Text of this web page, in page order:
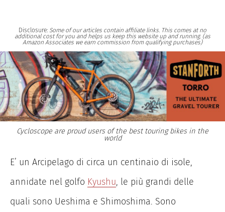
Disclosure: Some of our articles contain affiliate links. This comes at no
additional cost for you and helps us keep this website up and running. (as
Amazon Associates we earn commission from qualifying purchases)
Cycloscope are proud users of the best touring bikes in the
world
E’ un Arcipelago di circa un centinaio di isole,
annidate nel golfo Kyushu, le più grandi delle
quali sono Ueshima e Shimoshima. Sono